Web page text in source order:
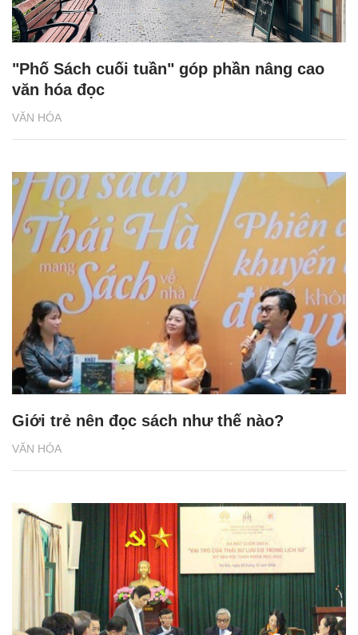
VĂN HÓA
"Phố Sách cuối tuần" góp phần nâng cao
văn hóa đọc
VĂN HÓA
Giới trẻ nên đọc sách như thế nào?